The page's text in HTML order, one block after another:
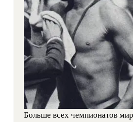
Больше всех чемпионатов